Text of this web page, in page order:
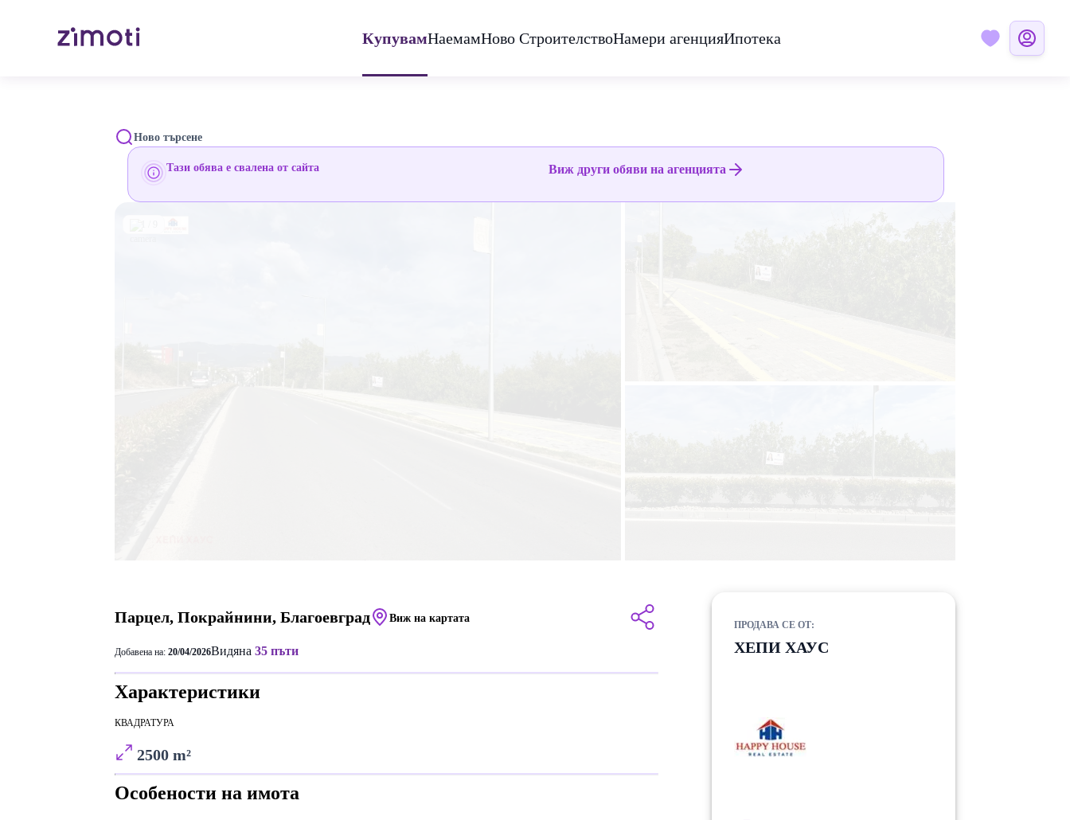
КупувамНаемамНово СтроителствоНамери агенцияИпотека
Ново търсене
Тази обява е свалена от сайта Виж други обяви на агенцията
Парцел, Покрайнини, Благоевград Виж на картата
Добавена на: 20/04/2026Видяна 35 пъти
Характеристики
КВАДРАТУРА
2500 m²
Особености на имота
ПРОДАВА СЕ ОТ:
ХЕПИ ХАУС